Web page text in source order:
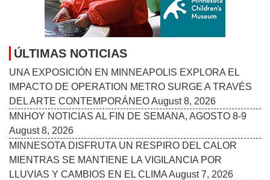
ÚLTIMAS NOTICIAS
UNA EXPOSICIÓN EN MINNEAPOLIS EXPLORA EL
IMPACTO DE OPERATION METRO SURGE A TRAVÉS
DEL ARTE CONTEMPORÁNEOAugust 8, 2026
MNHOY NOTICIAS AL FIN DE SEMANA, AGOSTO 8-9
August 8, 2026
MINNESOTA DISFRUTA UN RESPIRO DEL CALOR
MIENTRAS SE MANTIENE LA VIGILANCIA POR
LLUVIAS Y CAMBIOS EN EL CLIMAAugust 7, 2026